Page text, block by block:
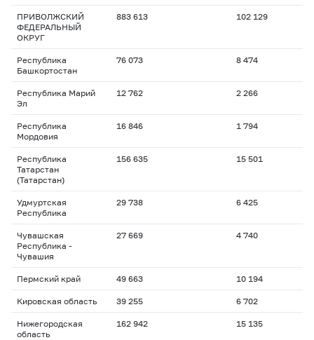
ПРИВОЛЖСКИЙ
ФЕДЕРАЛЬНЫЙ
ОКРУГ
883 613 102 129
Республика
Башкортостан
76 073 8 474
Республика Марий
Эл
12 762 2 266
Республика
Мордовия
16 846 1 794
Республика
Татарстан
(Татарстан)
156 635 15 501
Удмуртская
Республика
29 738 6 425
Чувашская
Республика -
Чувашия
27 669 4 740
Пермский край 49 663 10 194
Кировская область 39 255 6 702
Нижегородская
область
162 942 15 135